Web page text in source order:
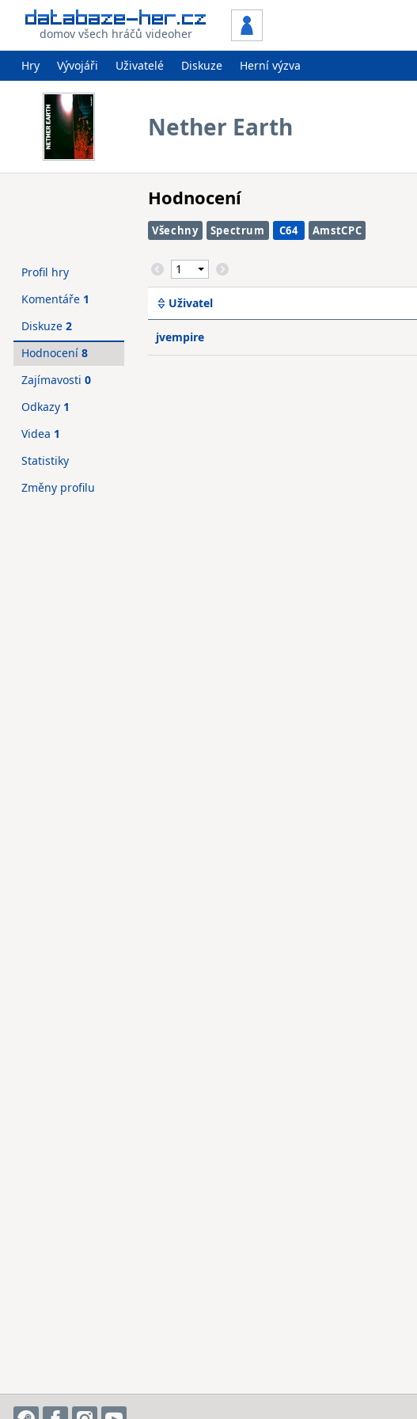
domov všech hráčů videoher
Hry Vývojáři Uživatelé Diskuze Herní výzva
Nether Earth
Hodnocení
Všechny Spectrum C64 AmstCPC
Uživatel
jvempire
Profil hry
Komentáře 1
Diskuze 2
Hodnocení 8
Zajímavosti 0
Odkazy 1
Videa 1
Statistiky
Změny profilu